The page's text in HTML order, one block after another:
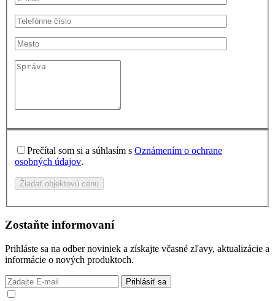
Prečítal som si a súhlasím s Oznámením o ochrane
osobných údajov.
Žiadať objektovú cenu
Zostaňte informovaní
Prihláste sa na odber noviniek a získajte včasné zľavy, aktualizácie a
informácie o nových produktoch.
Prihlásiť sa